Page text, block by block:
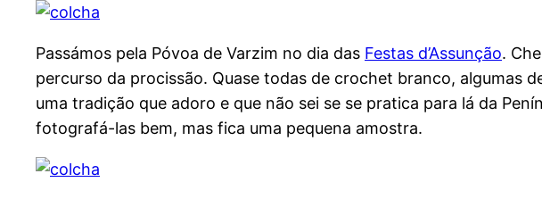
Passámos pela Póvoa de Varzim no dia das Festas d’Assunção.
percurso da procissão. Quase todas de crochet branco, algumas
uma tradição que adoro e que não sei se se pratica para lá da
fotografá-las bem, mas fica uma pequena amostra.